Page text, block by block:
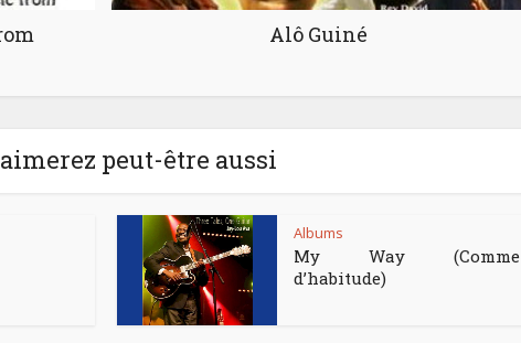
Alô Guiné
peut-être aussi
Albums
My Way (Comme
d’habitude)